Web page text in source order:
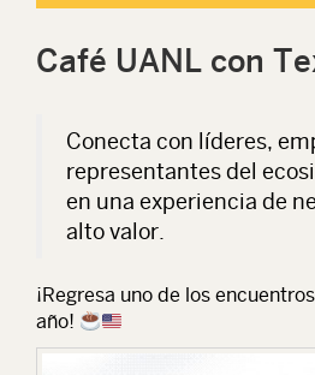
Café UANL con
Conecta con líderes,
representantes del
en una experiencia de
alto valor.
¡Regresa uno de los
año!